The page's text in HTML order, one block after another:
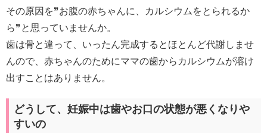
その原因を❞お腹の赤ちゃんに、カルシウムをとられるか
ら❞と思っていませんか。
歯は骨と違って、いったん完成するとほとんど代謝しませ
んので、赤ちゃんのためにママの歯からカルシウムが溶け
出すことはありません。
どうして、妊娠中は歯やお口の状態が悪くなりや
すいの